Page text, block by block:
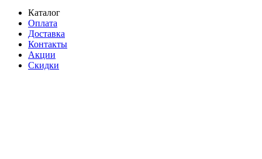
Каталог
Оплата
Доставка
Контакты
Акции
Скидки